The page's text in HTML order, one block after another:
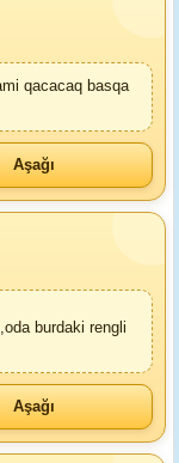
qacacaq basqa
Aşağı
burdaki rengli
Aşağı